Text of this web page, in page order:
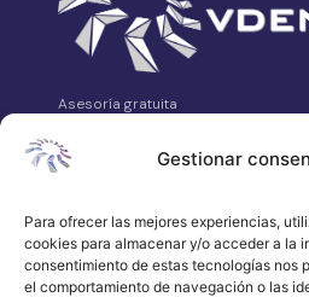
Gestionar
Para ofrecer las mejores experiencias,
cookies para almacenar y/o acceder a la
consentimiento de estas tecnologías nos
el comportamiento de navegación o las
Asesoría gratuita
Analizamos, comparamos y
658 315 539
·